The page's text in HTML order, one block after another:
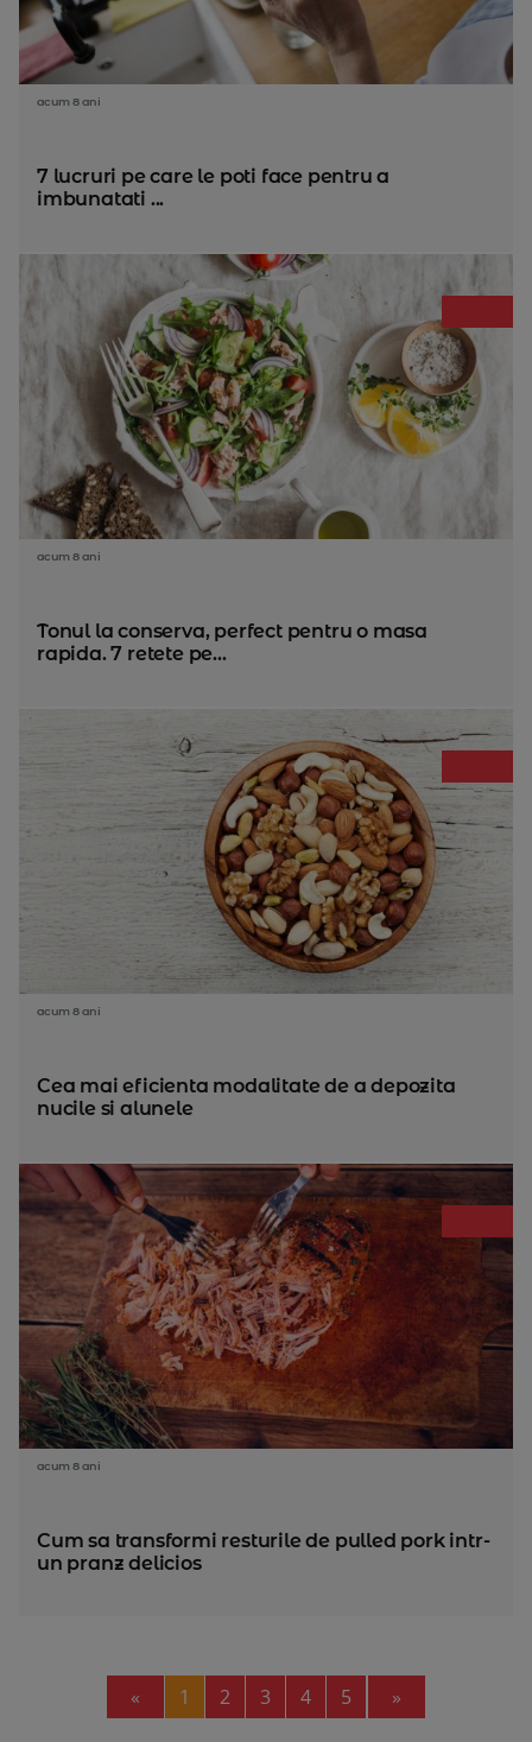
acum 8 ani
7 lucruri pe care le poti face pentru a
imbunatati ...
acum 8 ani
Tonul la conserva, perfect pentru o masa
rapida. 7 retete pe...
acum 8 ani
Cea mai eficienta modalitate de a depozita
nucile si alunele
acum 8 ani
Cum sa transformi resturile de pulled pork intr-
un pranz delicios
« Previous
1 2 3 4 5 »